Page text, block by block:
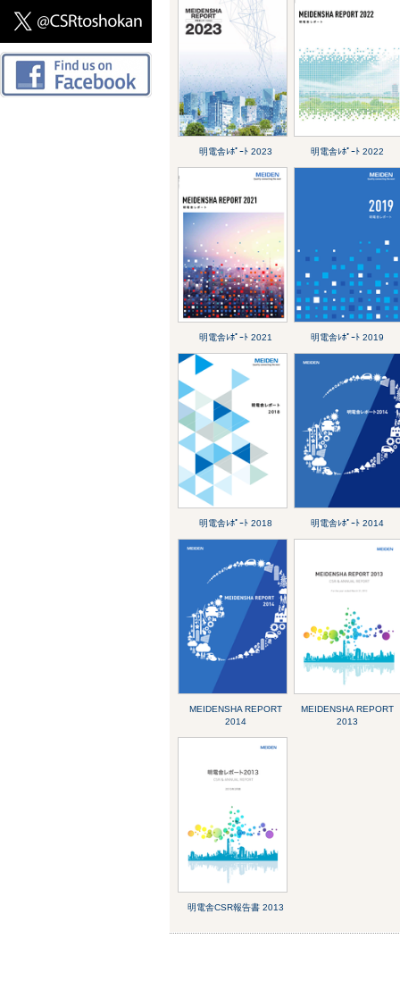
明電舎ﾚﾎﾟｰﾄ 2023 明電舎ﾚﾎﾟｰﾄ 2022
明電舎ﾚﾎﾟｰﾄ 2021 明電舎ﾚﾎﾟｰﾄ 2019
明電舎ﾚﾎﾟｰﾄ 2018 明電舎ﾚﾎﾟｰﾄ 2014
MEIDENSHA REPORT
2014
MEIDENSHA REPORT
2013
明電舎CSR報告書 2013